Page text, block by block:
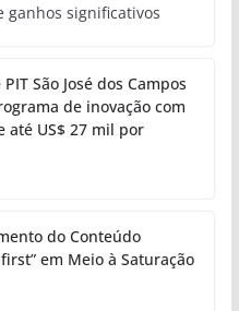
ganhos significativos
São José dos Campos
de inovação com
até US$ 27 mil por
do Conteúdo
em Meio à Saturação